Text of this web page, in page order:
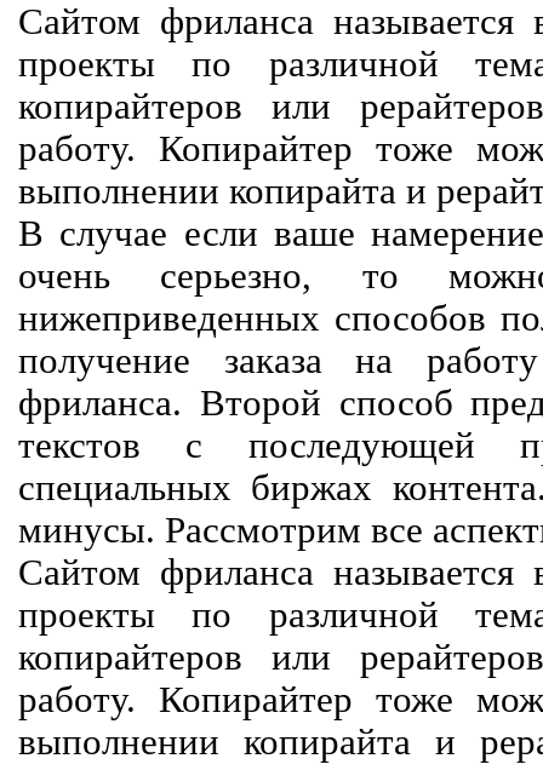
Сайтом фриланса называется
проекты по различной
копирайтеров или
работу. Копирайтер тоже
выполнении копирайта и
В случае если ваше
очень серьезно, то
нижеприведенных способов
получение заказа на
фриланса. Второй способ
текстов с последующей
специальных биржах
минусы. Рассмотрим все
Сайтом фриланса называется
проекты по различной
копирайтеров или
работу. Копирайтер тоже
выполнении копирайта и